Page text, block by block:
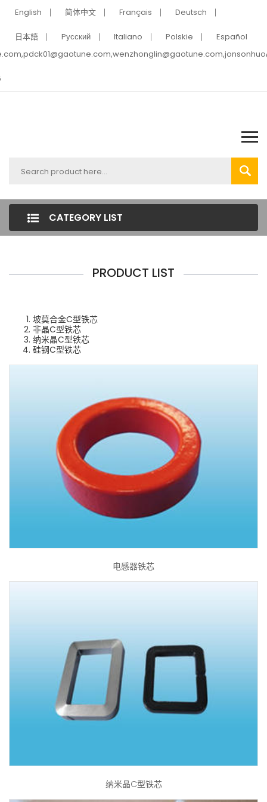
English 简体中文 Français Deutsch
日本語 Pусский Italiano Polskie
Español
CATEGORY LIST
PRODUCT LIST
坡莫合金C型铁芯
非晶C型铁芯
纳米晶C型铁芯
硅钢C型铁芯
电感器铁芯
纳米晶C型铁芯